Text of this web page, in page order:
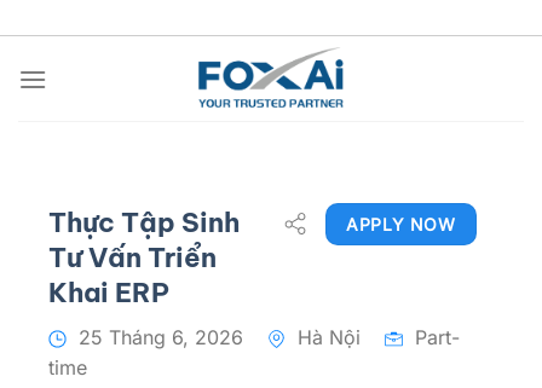
đến
nội
Thực Tập Sinh
Tư Vấn Triển
Khai ERP
APPLY NOW
25 Tháng 6, 2026 Hà Nội
Part-
time